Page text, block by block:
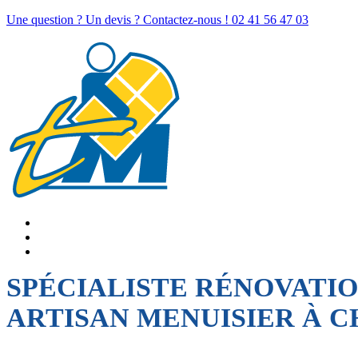
Une question ? Un devis ? Contactez-nous ! 02 41 56 47 03
SPÉCIALISTE
ARTISAN MENUISIER À